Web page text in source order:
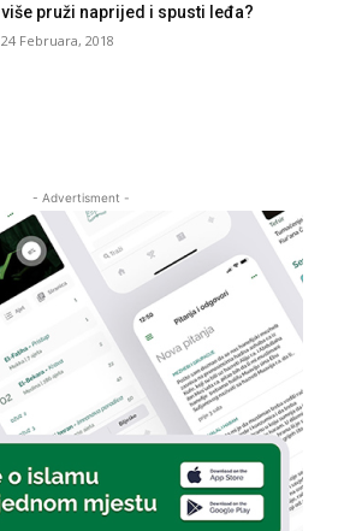
više pruži naprijed i spusti leđa?
24 Februara, 2018
- Advertisment -